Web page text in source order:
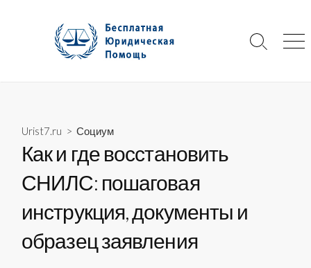
Search
Urist7.ru > Социум
Как и где восстановить
СНИЛС: пошаговая
инструкция, документы и
образец заявления